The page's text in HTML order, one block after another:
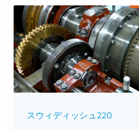
スウィディッシュ220